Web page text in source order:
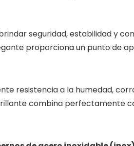
seguridad, estabilidad y
proporciona un punto de
resistencia a la humedad,
combina perfectamente